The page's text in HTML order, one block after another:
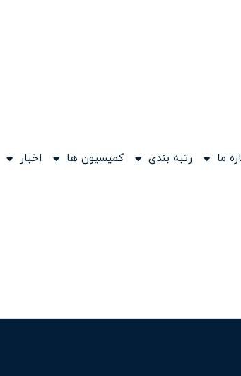
ما رتبه بندی کمیسیون ها اخبار